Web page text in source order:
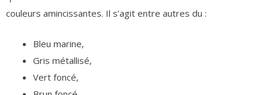
couleurs amincissantes. Il s’agit entre autres du :
Bleu marine,
Gris métallisé,
Vert foncé,